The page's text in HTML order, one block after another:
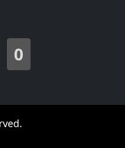
0